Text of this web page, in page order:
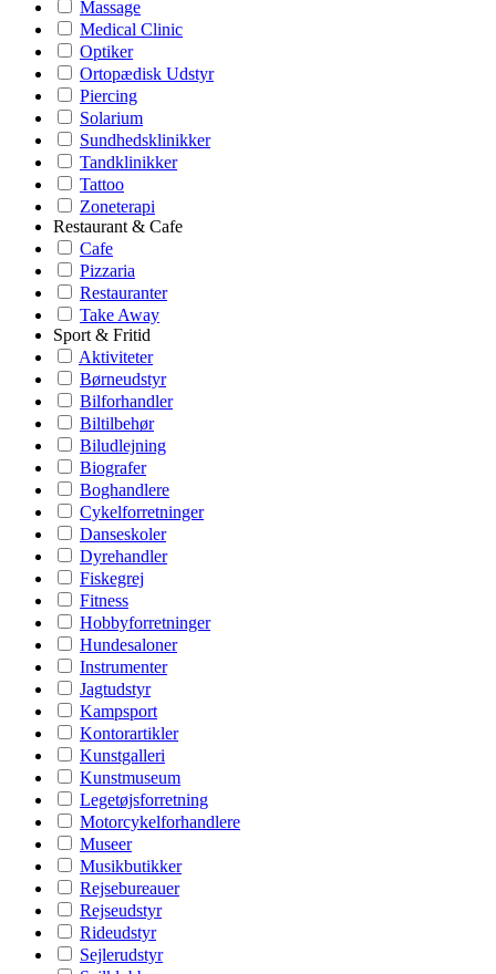
Massage
Medical Clinic
Optiker
Ortopædisk Udstyr
Piercing
Solarium
Sundhedsklinikker
Tandklinikker
Tattoo
Zoneterapi
Restaurant & Cafe
Cafe
Pizzaria
Restauranter
Take Away
Sport & Fritid
Aktiviteter
Børneudstyr
Bilforhandler
Biltilbehør
Biludlejning
Biografer
Boghandlere
Cykelforretninger
Danseskoler
Dyrehandler
Fiskegrej
Fitness
Hobbyforretninger
Hundesaloner
Instrumenter
Jagtudstyr
Kampsport
Kontorartikler
Kunstgalleri
Kunstmuseum
Legetøjsforretning
Motorcykelforhandlere
Museer
Musikbutikker
Rejsebureauer
Rejseudstyr
Rideudstyr
Sejlerudstyr